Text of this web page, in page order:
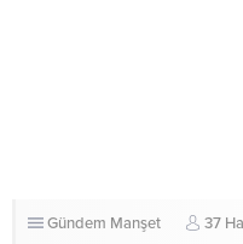
Gündem Manşet 37